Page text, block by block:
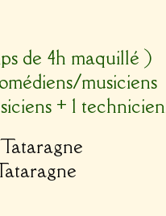
de 4h maquillé )
musiciens
+ 1